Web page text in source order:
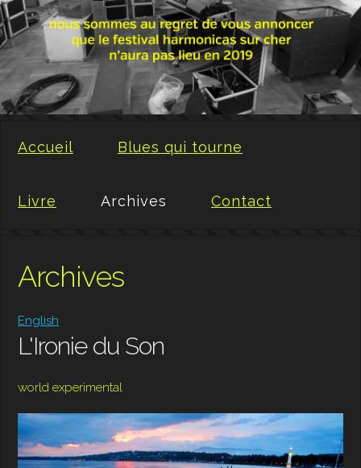
Accueil Blues qui tourne
Livre Archives Contact
Archives
English
L'Ironie du Son
world experimental